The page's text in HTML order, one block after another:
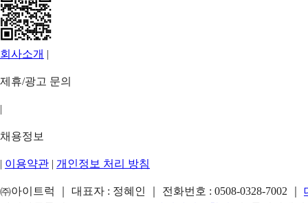
회사소개 |
제휴/광고 문의
|
채용정보
| 이용약관 | 개인정보 처리 방침
㈜아이트럭 ｜ 대표자 : 정혜인 ｜ 전화번호 : 0508-0328-7002